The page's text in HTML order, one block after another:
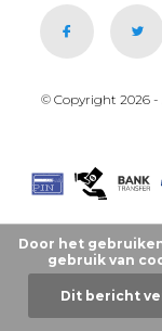
© Copyright 2026 -
Door het
gebruik van
Dit bericht